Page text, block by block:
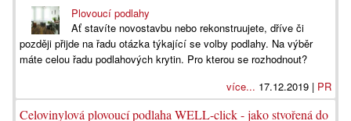
Plovoucí podlahy
Ať stavíte novostavbu nebo rekonstruujete, dříve či
později přijde na řadu otázka týkající se volby podlahy. Na výběr
máte celou řadu podlahových krytin. Pro kterou se rozhodnout?
více... 17.12.2019 | PR
Celovinylová plovoucí podlaha WELL-click - jako stvořená do